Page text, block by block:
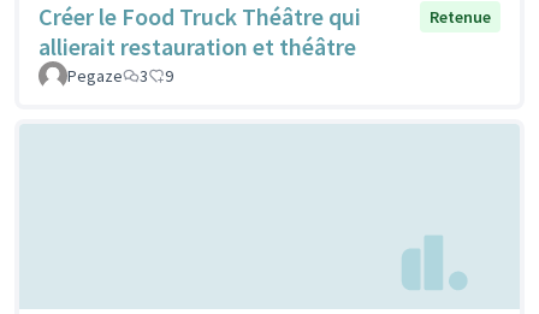
Créer le Food Truck Théâtre qui
allierait restauration et théâtre
Retenue
Pegaze 3 9